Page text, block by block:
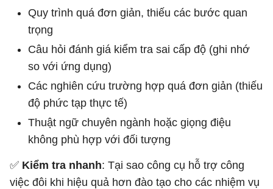
Quy trình quá đơn giản, thiếu các bước quan
trọng
Câu hỏi đánh giá kiểm tra sai cấp độ (ghi nhớ
so với ứng dụng)
Các nghiên cứu trường hợp quá đơn giản (thiếu
độ phức tạp thực tế)
Thuật ngữ chuyên ngành hoặc giọng điệu
không phù hợp với đối tượng
✅ Kiểm tra nhanh: Tại sao công cụ hỗ trợ công
việc đôi khi hiệu quả hơn đào tạo cho các nhiệm vụ